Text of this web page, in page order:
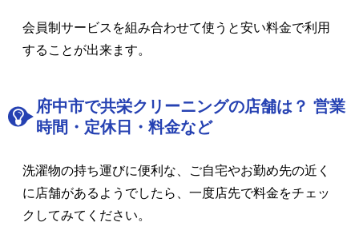
会員制サービスを組み合わせて使うと安い料金で利用
することが出来ます。
府中市で共栄クリーニングの店舗は？ 営業
時間・定休日・料金など
洗濯物の持ち運びに便利な、ご自宅やお勤め先の近く
に店舗があるようでしたら、一度店先で料金をチェッ
クしてみてください。